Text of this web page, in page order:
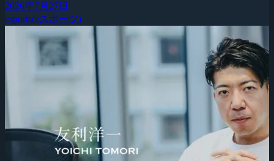
2026年7月27日
esports(eスポーツ)